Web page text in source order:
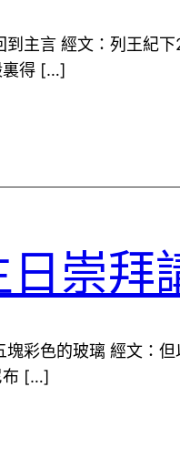
到主言 經文：列王紀
裏得 […]
日崇拜
彩色的玻璃 經文：
布 […]